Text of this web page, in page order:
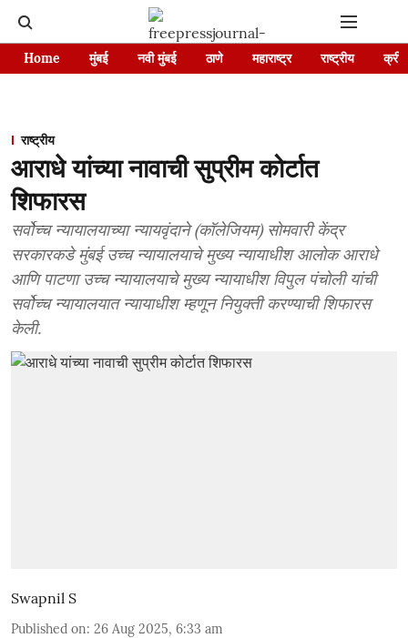
Home मुंबई नवी मुंबई ठाणे महाराष्ट्र राष्ट्रीय
राष्ट्रीय
आराधे यांच्या नावाची सुप्रीम कोर्टात
शिफारस
सर्वोच्च न्यायालयाच्या न्यायवृंदाने (कॉलेजियम) सोमवारी केंद्र
सरकारकडे मुंबई उच्च न्यायालयाचे मुख्य न्यायाधीश आलोक आराधे
आणि पाटणा उच्च न्यायालयाचे मुख्य न्यायाधीश विपुल पंचोली यांची
सर्वोच्च न्यायालयात न्यायाधीश म्हणून नियुक्ती करण्याची शिफारस
केली.
Swapnil S
Published on: 26 Aug 2025, 6:33 am